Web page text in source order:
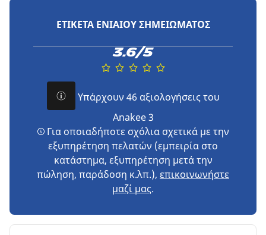
ΕΤΙΚΈΤΑ ΕΝΙΑΊΟΥ ΣΗΜΕΙΏΜΑΤΟΣ
3.6/5
Υπάρχουν 46 αξιολογήσεις του
Anakee 3
Για οποιαδήποτε σχόλια σχετικά με την
εξυπηρέτηση πελατών (εμπειρία στο
κατάστημα, εξυπηρέτηση μετά την
πώληση, παράδοση κ.λπ.), επικοινωνήστε
μαζί μας.